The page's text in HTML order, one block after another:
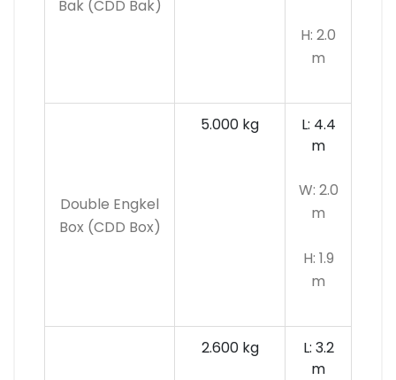
Bak (CDD Bak)
H: 2.0
m
Double Engkel
Box (CDD Box)
5.000 kg
L: 4.4
m
W: 2.0
m
H: 1.9
m
2.600 kg
L: 3.2
m